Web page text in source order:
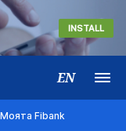
INSTALL
EN Меню
Моята Fibank